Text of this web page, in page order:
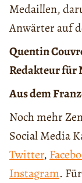
Medaillen,
Anwärter auf
Quentin
Redakteur für
Aus dem
Noch mehr
Social Media
Twitter,
Instagram.